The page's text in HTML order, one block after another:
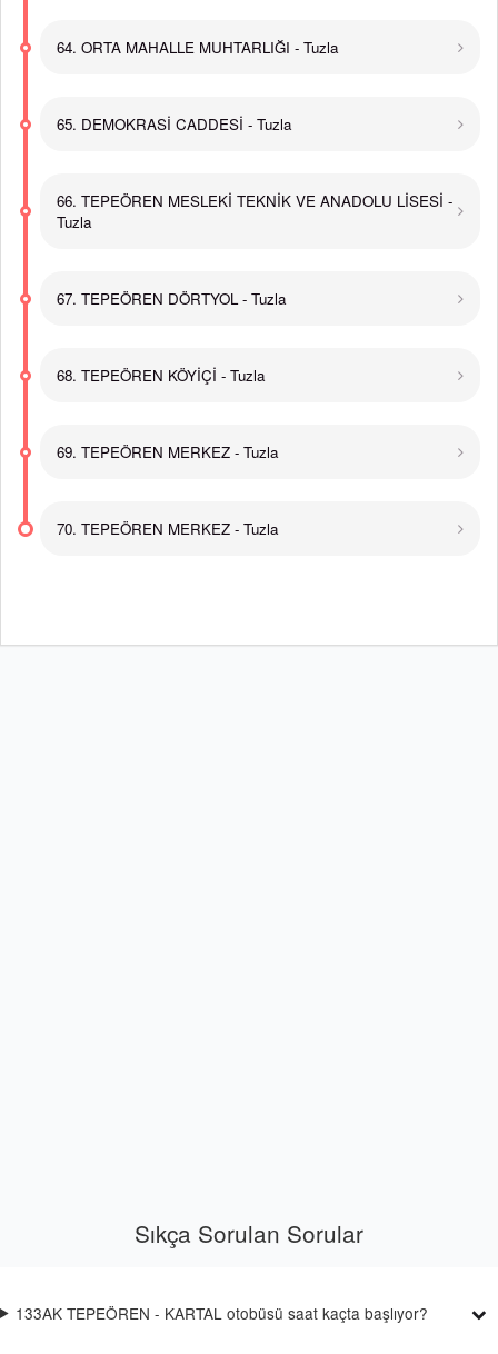
64. ORTA MAHALLE MUHTARLIĞI - Tuzla
65. DEMOKRASİ CADDESİ - Tuzla
66. TEPEÖREN MESLEKİ TEKNİK VE ANADOLU LİSESİ -
Tuzla
67. TEPEÖREN DÖRTYOL - Tuzla
68. TEPEÖREN KÖYİÇİ - Tuzla
69. TEPEÖREN MERKEZ - Tuzla
70. TEPEÖREN MERKEZ - Tuzla
Sıkça Sorulan Sorular
133AK TEPEÖREN - KARTAL otobüsü saat kaçta başlıyor?